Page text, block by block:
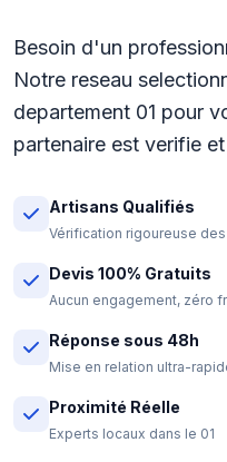
Besoin d'un
Notre reseau
departement 01 pour
partenaire est verifie
Artisans Qualifiés
Vérification rigoureuse
Devis 100% Gratuits
Aucun engagement, zéro
Réponse sous 48h
Mise en relation ultra-
Proximité Réelle
Experts locaux dans le 01